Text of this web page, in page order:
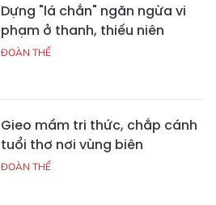
Dựng "lá chắn" ngăn ngừa vi
phạm ở thanh, thiếu niên
ĐOÀN THỂ
Gieo mầm tri thức, chắp cánh
tuổi thơ nơi vùng biên
ĐOÀN THỂ